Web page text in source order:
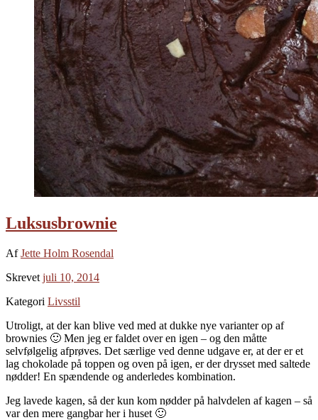
Luksusbrownie
AfJette Holm Rosendal
Skrevet juli 10, 2014
Kategori Livsstil
Utroligt, at der kan blive ved med at dukke nye varianter op af
brownies 🙂 Men jeg er faldet over en igen – og den måtte
selvfølgelig afprøves. Det særlige ved denne udgave er, at der er et
lag chokolade på toppen og oven på igen, er der drysset med saltede
nødder! En spændende og anderledes kombination.
Jeg lavede kagen, så der kun kom nødder på halvdelen af kagen – så
var den mere gangbar her i huset 🙂